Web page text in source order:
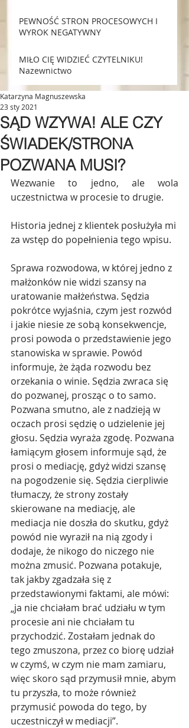
PEWNOŚĆ STRON PROCESOWYCH I
WYROK NEGATYWNY
MIŁO CIĘ WIDZIEĆ CZYTELNIKU!
Nazewnictwo
SĄD WZYWA! ALE CZY
ŚWIADEK/STRONA
POZWANA MUSI?
Katarzyna Magnuszewska
23 sty 2021
Wezwanie to jedno, ale wola
uczestnictwa w procesie to drugie.
Historia jednej z klientek posłużyła mi
za wstęp do popełnienia tego wpisu.
Sprawa rozwodowa, w której jedno z
małżonków nie widzi szansy na
uratowanie małżeństwa. Sędzia
pokrótce wyjaśnia, czym jest rozwód
i jakie niesie ze sobą konsekwencje,
prosi powoda o przedstawienie jego
stanowiska w sprawie. Powód
informuje, że żąda rozwodu bez
orzekania o winie. Sędzia zwraca się
do pozwanej, prosząc o to samo.
Pozwana smutno, ale z nadzieją w
oczach prosi sędzię o udzielenie jej
głosu. Sędzia wyraża zgodę. Pozwana
łamiącym głosem informuje sąd, że
prosi o mediację, gdyż widzi szansę
na pogodzenie się. Sędzia cierpliwie
tłumaczy, że strony zostały
skierowane na mediację, ale
mediacja nie doszła do skutku, gdyż
powód nie wyraził na nią zgody i
dodaje, że nikogo do niczego nie
można zmusić. Pozwana potakuje,
tak jakby zgadzała się z
przedstawionymi faktami, ale mówi:
„ja nie chciałam brać udziału w tym
procesie ani nie chciałam tu
przychodzić. Zostałam jednak do
tego zmuszona, przez co biorę udział
w czymś, w czym nie mam zamiaru,
więc skoro sąd przymusił mnie, abym
tu przyszła, to może również
przymusić powoda do tego, by
uczestniczył w mediacji”.